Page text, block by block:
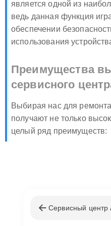
является одной из
ведь данная функция
обеспечении
использования
Преимущества
сервисного
Выбирая нас для
получают не только
целый ряд преимуществ:
сертифицированных
Сервисный центр